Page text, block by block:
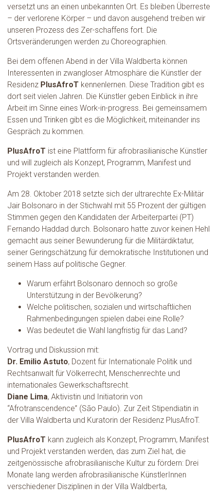
versetzt uns an einen unbekannten Ort. Es bleiben Überreste
– der verlorene Körper – und davon ausgehend treiben wir
unseren Prozess des Zer-schaffens fort. Die
Ortsveränderungen werden zu Choreographien.
Bei dem offenen Abend in der Villa Waldberta können
Interessenten in zwangloser Atmosphäre die Künstler der
Residenz PlusAfroT kennenlernen. Diese Tradition gibt es
dort seit vielen Jahren. Die Künstler geben Einblick in ihre
Arbeit im Sinne eines Work-in-progress. Bei gemeinsamem
Essen und Trinken gibt es die Möglichkeit, miteinander ins
Gespräch zu kommen.
PlusAfroT ist eine Plattform für afrobrasilianische Künstler
und will zugleich als Konzept, Programm, Manifest und
Projekt verstanden werden.
Am 28. Oktober 2018 setzte sich der ultrarechte Ex-Militär
Jair Bolsonaro in der Stichwahl mit 55 Prozent der gültigen
Stimmen gegen den Kandidaten der Arbeiterpartei (PT)
Fernando Haddad durch. Bolsonaro hatte zuvor keinen Hehl
gemacht aus seiner Bewunderung für die Militärdiktatur,
seiner Geringschätzung für demokratische Institutionen und
seinem Hass auf politische Gegner.
Warum erfährt Bolsonaro dennoch so große
Unterstützung in der Bevölkerung?
Welche politischen, sozialen und wirtschaftlichen
Rahmenbedingungen spielen dabei eine Rolle?
Was bedeutet die Wahl langfristig für das Land?
Vortrag und Diskussion mit:
Dr. Emilio Astuto, Dozent für Internationale Politik und
Rechtsanwalt für Völkerrecht, Menschenrechte und
internationales Gewerkschaftsrecht.
Diane Lima, Aktivistin und Initiatorin von
“Afrotranscendence” (São Paulo). Zur Zeit Stipendiatin in
der Villa Waldberta und Kuratorin der Residenz PlusAfroT.
PlusAfroT kann zugleich als Konzept, Programm, Manifest
und Projekt verstanden werden, das zum Ziel hat, die
zeitgenössische afrobrasilianische Kultur zu fördern: Drei
Monate lang werden afrobrasilianische KünstlerInnen
verschiedener Disziplinen in der Villa Waldberta,